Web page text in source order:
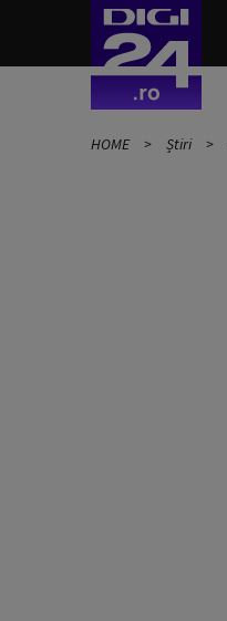
HOME Știri